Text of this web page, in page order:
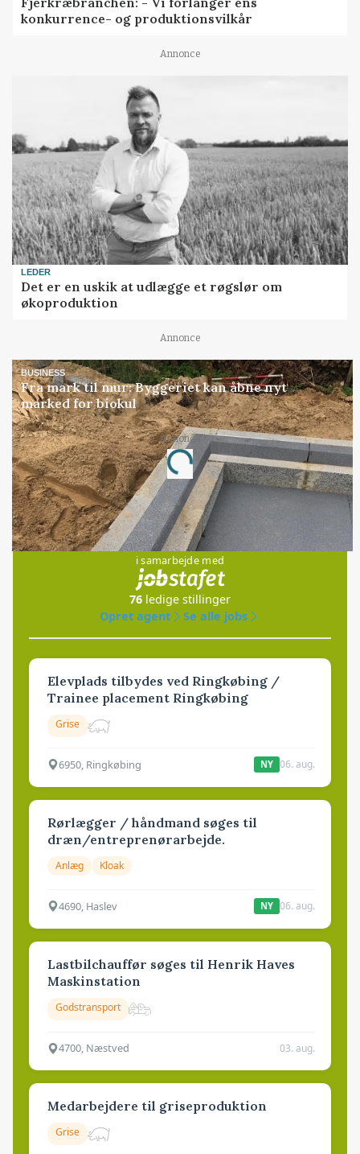
konkurrence- og produktionsvilkår
Annonce
LEDER
Det er en uskik at udlægge et røgslør om
økoproduktion
Annonce
BUSINESS
Fra mark til mur: Byggeriet kan åbne nyt
marked for biokul
Annonce
Loading...
Jobs
i samarbejde med
76 ledige stillinger
Opret agent
Se alle jobs
Elevplads tilbydes ved Ringkøbing /
Trainee placement Ringkøbing
Grise
6950, Ringkøbing NY 06. aug.
Rørlægger / håndmand søges til
dræn/entreprenørarbejde.
Anlæg Kloak
4690, Haslev NY 06. aug.
Lastbilchauffør søges til Henrik Haves
Maskinstation
Godstransport
4700, Næstved 03. aug.
Medarbejdere til griseproduktion
Grise